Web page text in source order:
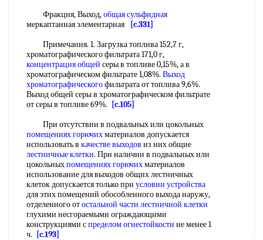
Фракция, Выход,общая сульфидная
меркаптанная элементарная
[c.331]
Примечания. 1. Загрузка топлива 152,7 г,
хроматографического фильтрата 171,0 г,
концентрация общей серы в топливе 0,15%, а в
хроматографическом фильтрате 1,08%. Выход
хроматографическогофильтрата от топлива 9,6%.
Выход общей серы в хроматографическом фильтрате
от серы в топливе 69%.
[c.105]
При отсутствии в подвальных или цокольных
помещениях горючихматериалов допускается
использовать в качестве выходов из них общие
лестничные клетки. При наличии в подвальных или
цокольныхпомещениях горючихматериалов
использование для выходов общих лестничных
клеток допускается только при условии устройства
для этих помещений обособленного выхода наружу,
отделенного отостальной части лестничной клетки
глухими несгораемыми ограждающими
конструкциями спределом огнестойкости не менее 1
ч.
[c.193]